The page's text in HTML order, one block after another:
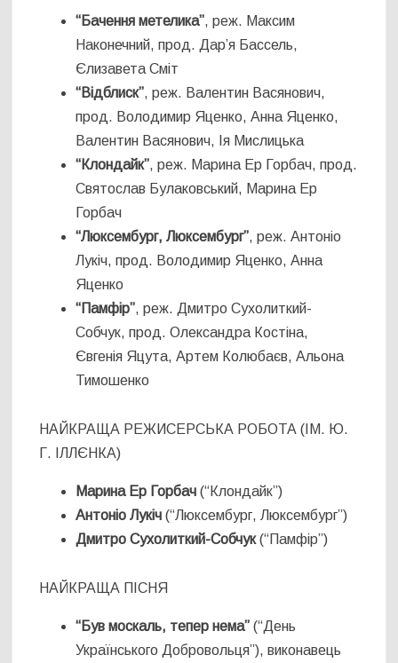
“Бачення метелика”, реж. Максим
Наконечний, прод. Дар’я Бассель,
Єлизавета Сміт
“Відблиск”, реж. Валентин Васянович,
прод. Володимир Яценко, Анна Яценко,
Валентин Васянович, Ія Мислицька
“Клондайк”, реж. Марина Ер Горбач, прод.
Святослав Булаковський, Марина Ер
Горбач
“Люксембург, Люксембург”, реж. Антоніо
Лукіч, прод. Володимир Яценко, Анна
Яценко
“Памфір”, реж. Дмитро Сухолиткий-
Собчук, прод. Олександра Костіна,
Євгенія Яцута, Артем Колюбаєв, Альона
Тимошенко
НАЙКРАЩА РЕЖИСЕРСЬКА РОБОТА (ІМ. Ю.
Г. ІЛЛЄНКА)
Марина Ер Горбач (“Клондайк”)
Антоніо Лукіч (“Люксембург, Люксембург”)
Дмитро Сухолиткий-Собчук(“Памфір”)
НАЙКРАЩА ПІСНЯ
“Був москаль, тепер нема” (“День
Українського Добровольця”), виконавець